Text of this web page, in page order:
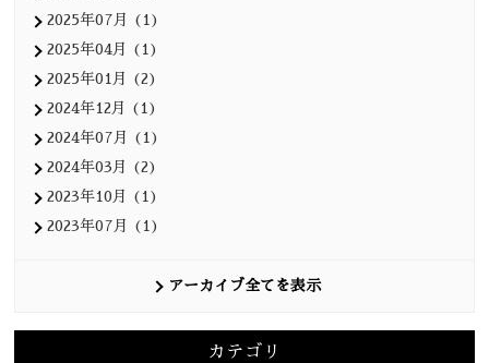
2025年07月 (1)
2025年04月 (1)
2025年01月 (2)
2024年12月 (1)
2024年07月 (1)
2024年03月 (2)
2023年10月 (1)
2023年07月 (1)
アーカイブ全てを表示
カテゴリ